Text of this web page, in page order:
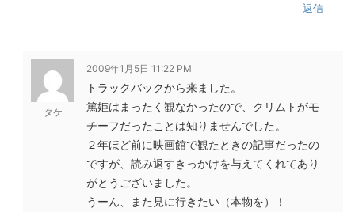
返信
タケ
2009年1月5日 11:22 PM
トラックバックから来ました。
篤姫はまったく観なかったので、クリムトがモ
チーフだったことは知りませんでした。
２年ほど前に映画館で観たときの記事だったの
ですが、読み返すきっかけを与えてくれてあり
がとうございました。
うーん、また見に行きたい（本物を）！